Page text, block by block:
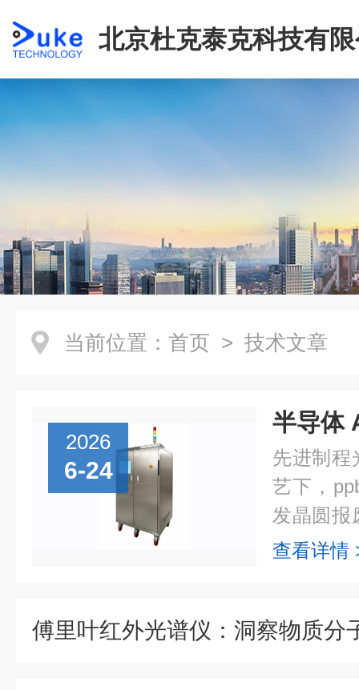
北京杜克泰克科技有
当前位置： 首页 > 技术文章
2026
6-24
先进制程
艺下，
发晶圆报
制造企业
查看详情